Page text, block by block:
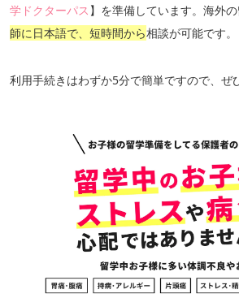
学ドクターパス 】を準備しています。海外の
師に日本語で、短時間から相談が可能です。
利用手続きはわずか5分で簡単ですので、ぜ